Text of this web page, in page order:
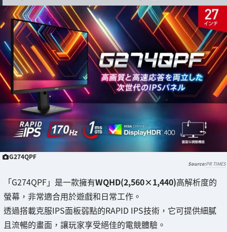
G274QPF
PR TIMES
「G274QPF」是一款擁有WQHD(2,560×1,440)高解析度的
螢幕，非常適合用於遊戲和日常工作。
透過搭載克服IPS面板弱點的RAPID IPS技術，它可提供細膩
且流暢的畫面，讓玩家享受絕佳的電競體驗。